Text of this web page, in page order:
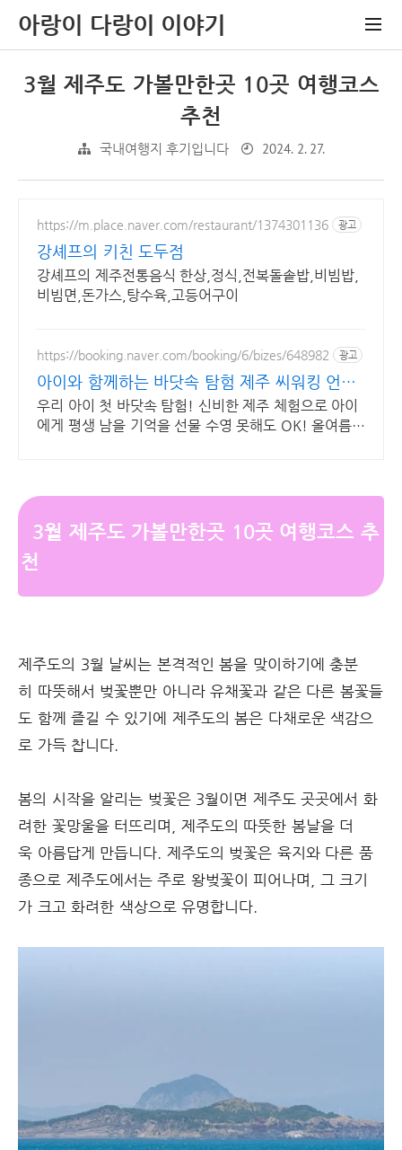
아랑이 다랑이 이야기
3월 제주도 가볼만한곳 10곳 여행코스
추천
국내여행지 후기입니다 2024. 2. 27.
https://m.place.naver.com/restaurant/1374301136 광고
강셰프의 키친 도두점
강셰프의 제주전통음식 한상,정식,전복돌솥밥,비빔밥,
비빔면,돈가스,탕수육,고등어구이
https://booking.naver.com/booking/6/bizes/648982 광고
아이와 함께하는 바닷속 탐험 제주 씨워킹 언더
워터플레이
우리 아이 첫 바닷속 탐험! 신비한 제주 체험으로 아이
에게 평생 남을 기억을 선물 수영 못해도 OK! 올여름에
3월 제주도 가볼만한곳 10곳 여행코스 추
천
제주도의 3월 날씨는 본격적인 봄을 맞이하기에 충분
히 따뜻해서 벚꽃뿐만 아니라 유채꽃과 같은 다른 봄꽃들
도 함께 즐길 수 있기에 제주도의 봄은 다채로운 색감으
로 가득 찹니다.
봄의 시작을 알리는 벚꽃은 3월이면 제주도 곳곳에서 화
려한 꽃망울을 터뜨리며, 제주도의 따뜻한 봄날을 더
욱 아름답게 만듭니다. 제주도의 벚꽃은 육지와 다른 품
종으로 제주도에서는 주로 왕벚꽃이 피어나며, 그 크기
가 크고 화려한 색상으로 유명합니다.